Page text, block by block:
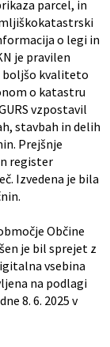
parcel, in
o legi in
je pravilen
boljšo kvaliteto
o katastru
vzpostavil
stavbah in delih
Prejšnje
register
Izvedena je bila
Občine
je bil sprejet z
vsebina
na podlagi
8. 6. 2025 v